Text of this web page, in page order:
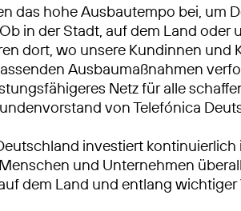
das hohe Ausbautempo bei, um
in der Stadt, auf dem Land
dort, wo unsere Kundinnen und
Ausbaumaßnahmen
Netz für alle
von Telefónica
investiert
und Unternehmen
dem Land und entlang wichtiger